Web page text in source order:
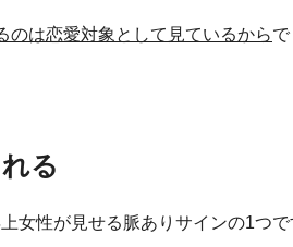
のは恋愛対象として見ているからで
る
女性が見せる脈ありサインの1つで